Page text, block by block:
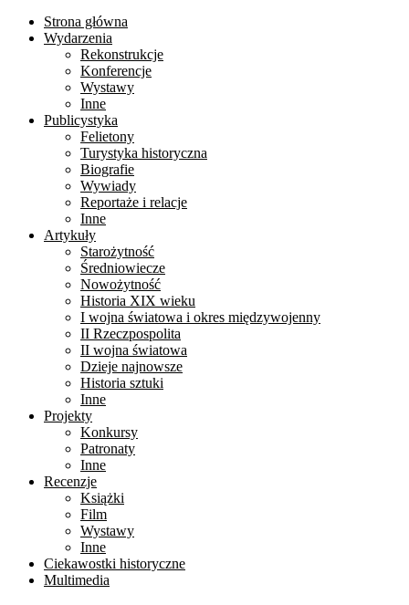
Strona główna
Wydarzenia
Rekonstrukcje
Konferencje
Wystawy
Inne
Publicystyka
Felietony
Turystyka historyczna
Biografie
Wywiady
Reportaże i relacje
Inne
Artykuły
Starożytność
Średniowiecze
Nowożytność
Historia XIX wieku
I wojna światowa i okres międzywojenny
II Rzeczpospolita
II wojna światowa
Dzieje najnowsze
Historia sztuki
Inne
Projekty
Konkursy
Patronaty
Inne
Recenzje
Książki
Film
Wystawy
Inne
Ciekawostki historyczne
Multimedia